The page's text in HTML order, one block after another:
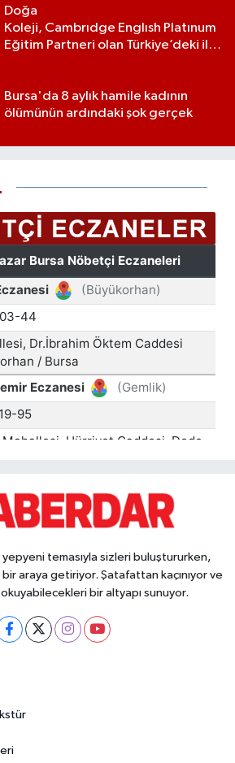
Doğa
Koleji, Cambrıdge Englısh Platınum
Eğitim Partneri olan Türkiye’deki ilk
Bursa'da 8 aylık hamile kadının
ölümünün ardındaki şok gerçek
temasıyla sizleri buluştururken,
araya getiriyor. Şatafattan kaçınıyor ve
bir altyapı sunuyor.